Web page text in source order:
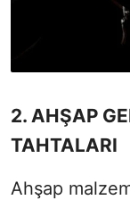
2. AHŞAP
TAHTALARI
Ahşap